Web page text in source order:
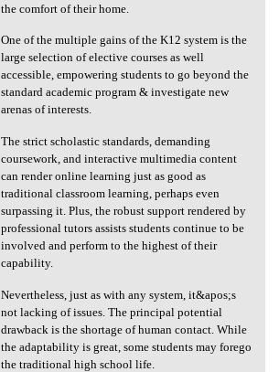
the comfort of their home.
One of the multiple gains of the K12 system is the
large selection of elective courses as well
accessible, empowering students to go beyond the
standard academic program & investigate new
arenas of interests.
The strict scholastic standards, demanding
coursework, and interactive multimedia content
can render online learning just as good as
traditional classroom learning, perhaps even
surpassing it. Plus, the robust support rendered by
professional tutors assists students continue to be
involved and perform to the highest of their
capability.
Nevertheless, just as with any system, it&apos;s
not lacking of issues. The principal potential
drawback is the shortage of human contact. While
the adaptability is great, some students may forego
the traditional high school life.